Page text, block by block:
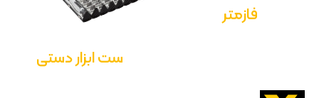
فازمتر
ست ابزار دستی